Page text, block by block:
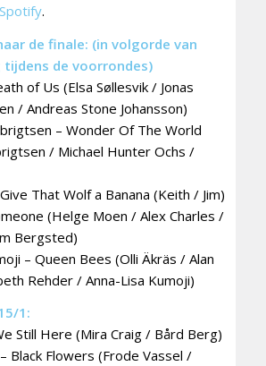
Spotify.
de finale: (in volgorde van
tijdens de voorrondes)
of Us (Elsa Søllesvik / Jonas
/ Andreas Stone Johansson)
– Wonder Of The World
/ Michael Hunter Ochs /
That Wolf a Banana (Keith / Jim)
(Helge Moen / Alex Charles /
Bergsted)
– Queen Bees (Olli Äkräs / Alan
Rehder / Anna-Lisa Kumoji)
1:
Still Here (Mira Craig / Bård Berg)
Black Flowers (Frode Vassel /